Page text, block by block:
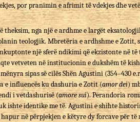
por pranimin e afrimit të vdekjes dhe
theksim, nga një e ardhme e largët
teologjik. Mbretëria e ardhshme e Zotit,
një sferë ndikimi që ekzistonte në
vetveten në institucionin e dukshëm të
sipas së cilës Shën Agustini (354–430
e influencës ku dashuria e Zotit (amordei)
i vetdashurisë (amore sui). Perandoria
ishte identike me të. Agustini e shihte
në përpjekjen e këtyre dy forcave për